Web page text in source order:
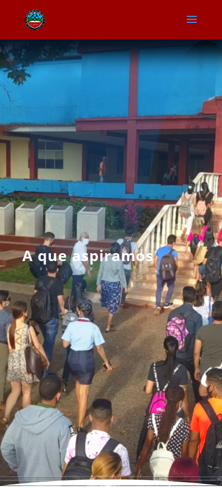
A que aspiramos